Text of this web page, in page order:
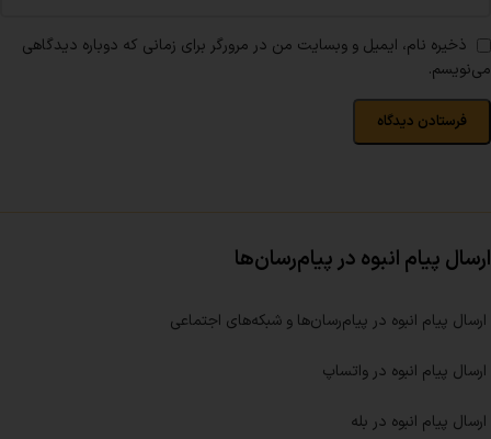
ذخیره نام، ایمیل و وبسایت من در مرورگر برای زمانی که دوباره دیدگاهی
می‌نویسم.
ارسال پیام انبوه در پیام‌رسان‌ها
ارسال پیام انبوه در پیام‌رسان‌ها و شبکه‌های اجتماعی
ارسال پیام انبوه در واتساپ
ارسال پیام انبوه در بله